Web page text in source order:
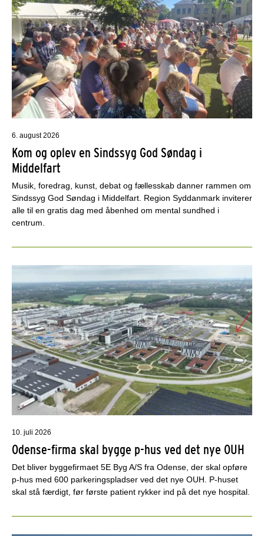
6. august 2026
Kom og oplev en Sindssyg God Søndag i
Middelfart
Musik, foredrag, kunst, debat og fællesskab danner rammen om
Sindssyg God Søndag i Middelfart. Region Syddanmark inviterer
alle til en gratis dag med åbenhed om mental sundhed i
centrum.
10. juli 2026
Odense-firma skal bygge p-hus ved det nye OUH
Det bliver byggefirmaet 5E Byg A/S fra Odense, der skal opføre
p-hus med 600 parkeringspladser ved det nye OUH. P-huset
skal stå færdigt, før første patient rykker ind på det nye hospital.